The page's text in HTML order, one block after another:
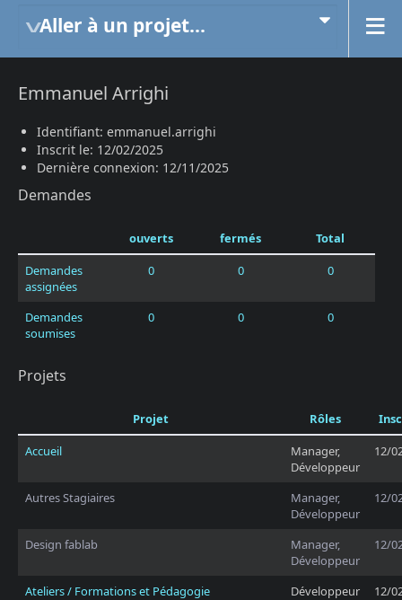
Aller à un projet...
Emmanuel Arrighi
Identifiant: emmanuel.arrighi
Inscrit le: 12/02/2025
Dernière connexion: 12/11/2025
Demandes
ouverts fermés
Total
Demandes
assignées
0 0 0
Demandes
soumises
0 0 0
Projets
Projet Rôles
Accueil
Manager,
Développeur
12/
Autres Stagiaires
Manager,
Développeur
12/
Design fablab
Manager,
Développeur
12/
Ateliers / Formations et Pédagogie Développeur
12/